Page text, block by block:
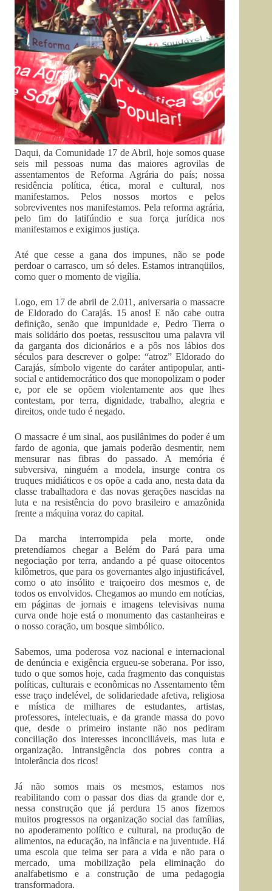
Daqui, da Comunidade 17 de Abril, hoje somos quase
seis mil pessoas numa das maiores agrovilas de
assentamentos de Reforma Agrária do país; nossa
residência política, ética, moral e cultural, nos
manifestamos. Pelos nossos mortos e pelos
sobreviventes nos manifestamos. Pela reforma agrária,
pelo fim do latifúndio e sua força jurídica nos
manifestamos e exigimos justiça.
Até que cesse a gana dos impunes, não se pode
perdoar o carrasco, um só deles. Estamos intranqüilos,
como quer o momento de vigília.
Logo, em 17 de abril de 2.011, aniversaria o massacre
de Eldorado do Carajás. 15 anos! E não cabe outra
definição, senão que impunidade e, Pedro Tierra o
mais solidário dos poetas, ressuscitou uma palavra vil
da garganta dos dicionários e a pôs nos lábios dos
séculos para descrever o golpe: “atroz” Eldorado do
Carajás, símbolo vigente do caráter antipopular, anti-
social e antidemocrático dos que monopolizam o poder
e, por ele se opõem violentamente aos que lhes
contestam, por terra, dignidade, trabalho, alegria e
direitos, onde tudo é negado.
O massacre é um sinal, aos pusilânimes do poder é um
fardo de agonia, que jamais poderão desmentir, nem
mensurar nas fibras do passado. A memória é
subversiva, ninguém a modela, insurge contra os
truques midiáticos e os opõe a cada ano, nesta data da
classe trabalhadora e das novas gerações nascidas na
luta e na resistência do povo brasileiro e amazônida
frente a máquina voraz do capital.
Da marcha interrompida pela morte, onde
pretendíamos chegar a Belém do Pará para uma
negociação por terra, andando a pé quase oitocentos
kilômetros, que para os governantes algo injustificável,
como o ato insólito e traiçoeiro dos mesmos e, de
todos os envolvidos. Chegamos ao mundo em notícias,
em páginas de jornais e imagens televisivas numa
curva onde hoje está o monumento das castanheiras e
o nosso coração, um bosque simbólico.
Sabemos, uma poderosa voz nacional e internacional
de denúncia e exigência ergueu-se soberana. Por isso,
tudo o que somos hoje, cada fragmento das conquistas
políticas, culturais e econômicas no Assentamento têm
esse traço indelével, de solidariedade afetiva, religiosa
e mística de milhares de estudantes, artistas,
professores, intelectuais, e da grande massa do povo
que, desde o primeiro instante não nos pediram
conciliação dos interesses inconciliáveis, mas luta e
organização. Intransigência dos pobres contra a
intolerância dos ricos!
Já não somos mais os mesmos, estamos nos
reabilitando com o passar dos dias da grande dor e,
nessa construção que já perdura 15 anos fizemos
muitos progressos na organização social das famílias,
no apoderamento político e cultural, na produção de
alimentos, na educação, na infância e na juventude. Há
uma escola que teima ser para a vida e não para o
mercado, uma mobilização pela eliminação do
analfabetismo e a construção de uma pedagogia
transformadora.